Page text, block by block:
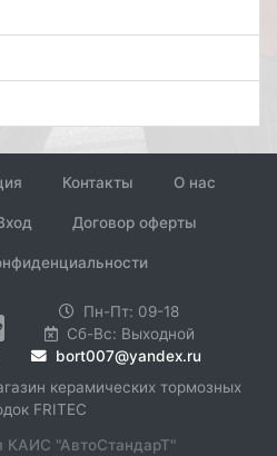
Контакты О нас
Договор оферты
Пн-Пт: 09-18
Сб-Вс: Выходной
bort007@yandex.ru
керамических тормозных
FRITEC
КАИС "АвтоСтандарТ"